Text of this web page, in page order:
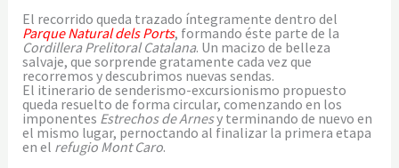
El recorrido queda trazado íntegramente dentro del
Parque Natural dels Ports, formando éste parte de la
Cordillera Prelitoral Catalana. Un macizo de belleza
salvaje, que sorprende gratamente cada vez que
recorremos y descubrimos nuevas sendas.
El itinerario de senderismo-excursionismo propuesto
queda resuelto de forma circular, comenzando en los
imponentes Estrechos de Arnesy terminando de nuevo en
el mismo lugar, pernoctando al finalizar la primera etapa
en el refugio Mont Caro.